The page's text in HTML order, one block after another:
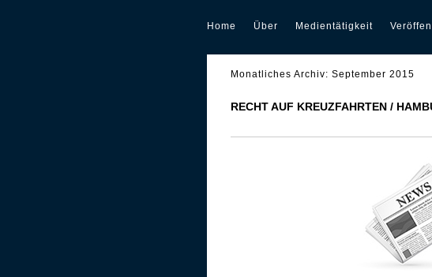
Home Über Medientätigkeit
Monatliches Archiv: September 2015
RECHT AUF KREUZFAHRTEN /